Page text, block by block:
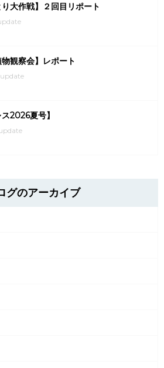
り大作戦】２回目リポート
物観察会】レポート
ス2026夏号】
グのアーカイブ